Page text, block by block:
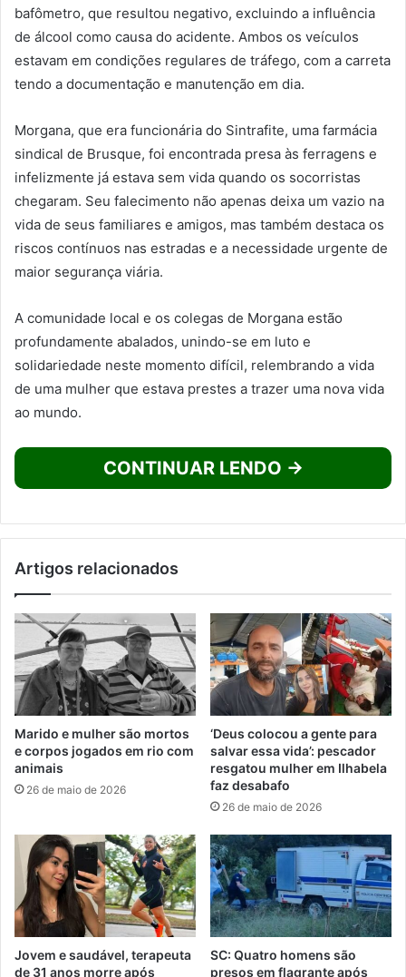
bafômetro, que resultou negativo, excluindo a influência
de álcool como causa do acidente. Ambos os veículos
estavam em condições regulares de tráfego, com a carreta
tendo a documentação e manutenção em dia.
Morgana, que era funcionária do Sintrafite, uma farmácia
sindical de Brusque, foi encontrada presa às ferragens e
infelizmente já estava sem vida quando os socorristas
chegaram. Seu falecimento não apenas deixa um vazio na
vida de seus familiares e amigos, mas também destaca os
riscos contínuos nas estradas e a necessidade urgente de
maior segurança viária.
A comunidade local e os colegas de Morgana estão
profundamente abalados, unindo-se em luto e
solidariedade neste momento difícil, relembrando a vida
de uma mulher que estava prestes a trazer uma nova vida
ao mundo.
CONTINUAR LENDO →
Artigos relacionados
Marido e mulher são mortos
e corpos jogados em rio com
animais
26 de maio de 2026
‘Deus colocou a gente para
salvar essa vida’: pescador
resgatou mulher em Ilhabela
faz desabafo
26 de maio de 2026
Jovem e saudável, terapeuta
de 31 anos morre após
SC: Quatro homens são
presos em flagrante após